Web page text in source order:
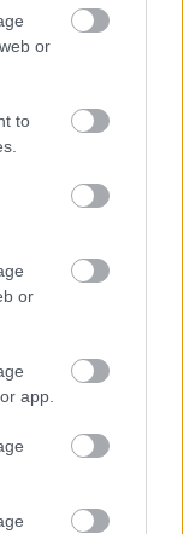
or
to
or
app.
它很容易添加
。你可以尝试
角，也可以与
饼里，增添爽
中加入芝麻
佳肴。
搭配富含维生
味道鲜美，还
以让你的膳食
饮品。芝麻菜
，还能让你发